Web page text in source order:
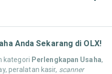
Anda Sekarang di OLX!
kategori Perlengkapan Usaha,
peralatan kasir, scanner